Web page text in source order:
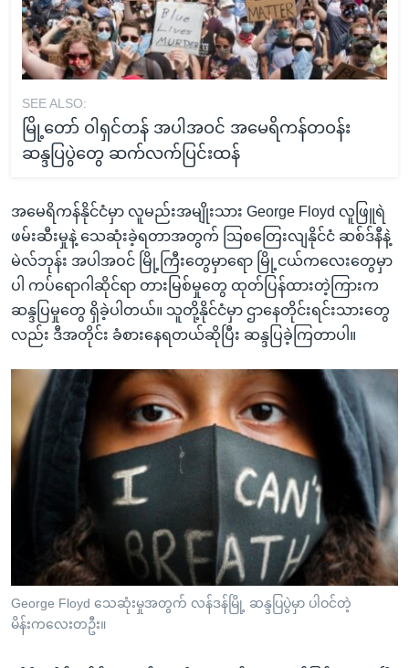
SEE ALSO:
မြို့တော် ဝါရှင်တန် အပါအဝင် အမေရိကန်တဝန်း
ဆန္ဒပြပွဲတွေ ဆက်လက်ပြင်းထန်
အမေရိကန်နိုင်ငံမှာ လူမည်းအမျိုးသား George Floyd လူဖြူရဲ
ဖမ်းဆီးမှုနဲ့ သေဆုံးခဲ့ရတာအတွက် သြစတြေးလျနိုင်ငံ ဆစ်ဒ်နီနဲ့
မဲလ်ဘုန်း အပါအဝင် မြို့ကြီးတွေမှာရော မြို့ငယ်ကလေးတွေမှာ
ပါ ကပ်ရောဂါဆိုင်ရာ တားမြစ်မှုတွေ ထုတ်ပြန်ထားတဲ့ကြားက
ဆန္ဒပြမှုတွေ ရှိခဲ့ပါတယ်။ သူတို့နိုင်ငံမှာ ဌာနေတိုင်းရင်းသားတွေ
လည်း ဒီအတိုင်း ခံစားနေရတယ်ဆိုပြီး ဆန္ဒပြခဲ့ကြတာပါ။
George Floyd သေဆုံးမှုအတွက် လန်ဒန်မြို့ ဆန္ဒပြပွဲမှာ ပါဝင်တဲ့
မိန်းကလေးတဦး။